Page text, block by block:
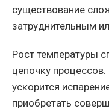
существование
затруднительным
Рост температуры
цепочку
ускорится
приобретать